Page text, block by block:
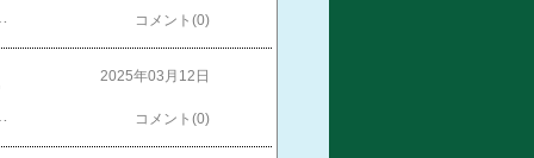
コメント(0)
2025年03月12日
コメント(0)